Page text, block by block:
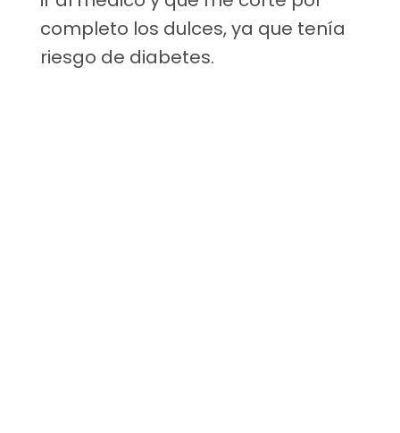
completo los dulces, ya que tenía
riesgo de diabetes.